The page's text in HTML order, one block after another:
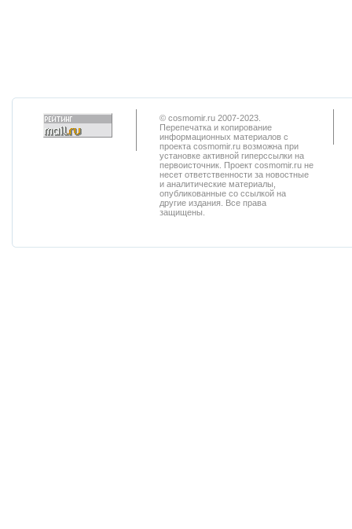
© cosmomir.ru 2007-2023.
Перепечатка и копирование
информационных материалов с
проекта cosmomir.ru возможна при
установке активной гиперссылки на
первоисточник. Проект cosmomir.ru не
несет ответственности за новостные
и аналитические материалы,
опубликованные со ссылкой на
другие издания. Все права
защищены.